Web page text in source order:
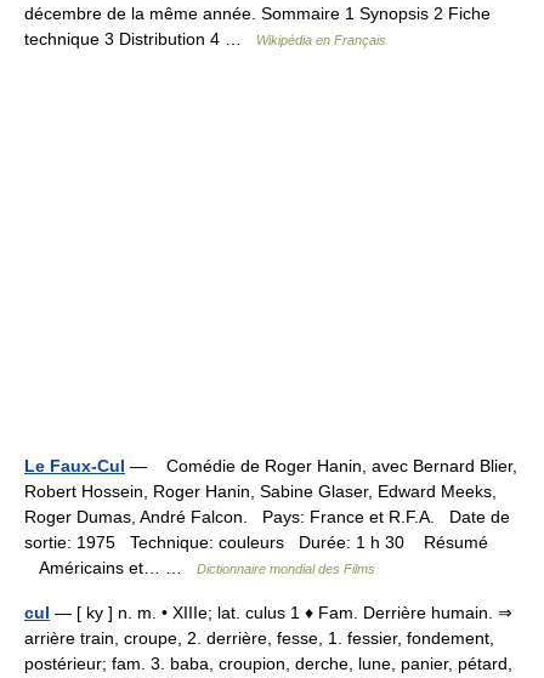
décembre de la même année. Sommaire 1 Synopsis 2 Fiche
technique 3 Distribution 4 …
Wikipédia en Français
Le Faux-Cul — Comédie de Roger Hanin, avec Bernard Blier,
Robert Hossein, Roger Hanin, Sabine Glaser, Edward Meeks,
Roger Dumas, André Falcon. Pays: France et R.F.A. Date de
sortie: 1975 Technique: couleurs Durée: 1 h 30 Résumé
Américains et… …
Dictionnaire mondial des Films
cul — [ ky ] n. m. • XIIIe; lat. culus 1 ♦ Fam. Derrière humain. ⇒
arrière train, croupe, 2. derrière, fesse, 1. fessier, fondement,
postérieur; fam. 3. baba, croupion, derche, lune, panier, pétard,